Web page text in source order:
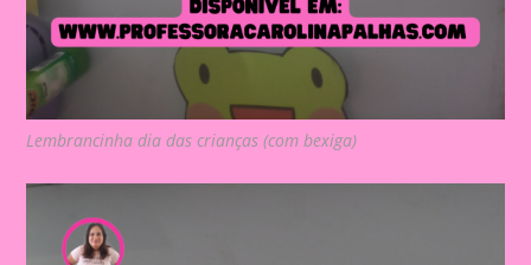
Lembrancinha dia das crianças (com bexiga)